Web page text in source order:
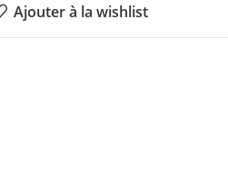
Ajouter à la wishlist